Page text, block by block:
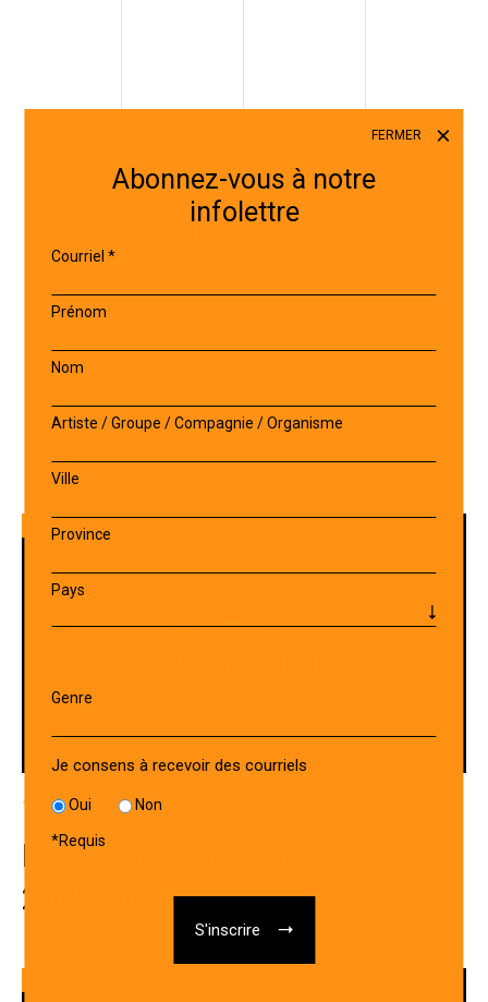
Actualités
13 JANVIER 2026
EFG – Activités 25-26 –
2025-2026
FERMER
Abonnez-vous à notre
infolettre
Courriel*
Prénom
Nom
Artiste / Groupe / Compagnie / Organisme
Ville
Province
Pays
Genre
Je consens à recevoir des courriels
Oui Non
*Requis